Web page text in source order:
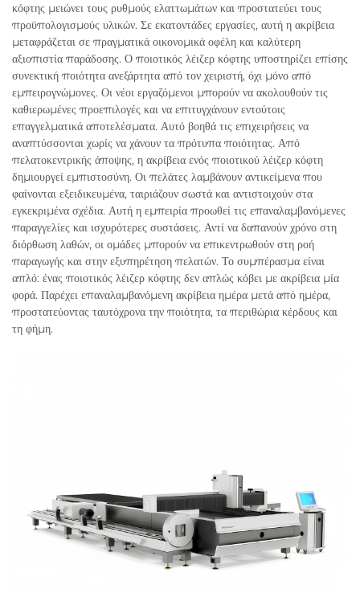
κόφτης μειώνει τους ρυθμούς ελαττωμάτων και προστατεύει τους
προϋπολογισμούς υλικών. Σε εκατοντάδες εργασίες, αυτή η ακρίβεια
μεταφράζεται σε πραγματικά οικονομικά οφέλη και καλύτερη
αξιοπιστία παράδοσης. Ο ποιοτικός λέιζερ κόφτης υποστηρίζει επίσης
συνεκτική ποιότητα ανεξάρτητα από τον χειριστή, όχι μόνο από
εμπειρογνώμονες. Οι νέοι εργαζόμενοι μπορούν να ακολουθούν τις
καθιερωμένες προεπιλογές και να επιτυγχάνουν εντούτοις
επαγγελματικά αποτελέσματα. Αυτό βοηθά τις επιχειρήσεις να
αναπτύσσονται χωρίς να χάνουν τα πρότυπα ποιότητας. Από
πελατοκεντρικής άποψης, η ακρίβεια ενός ποιοτικού λέιζερ κόφτη
δημιουργεί εμπιστοσύνη. Οι πελάτες λαμβάνουν αντικείμενα που
φαίνονται εξειδικευμένα, ταιριάζουν σωστά και αντιστοιχούν στα
εγκεκριμένα σχέδια. Αυτή η εμπειρία προωθεί τις επαναλαμβανόμενες
παραγγελίες και ισχυρότερες συστάσεις. Αντί να δαπανούν χρόνο στη
διόρθωση λαθών, οι ομάδες μπορούν να επικεντρωθούν στη ροή
παραγωγής και στην εξυπηρέτηση πελατών. Το συμπέρασμα είναι
απλό: ένας ποιοτικός λέιζερ κόφτης δεν απλώς κόβει με ακρίβεια μία
φορά. Παρέχει επαναλαμβανόμενη ακρίβεια ημέρα μετά από ημέρα,
προστατεύοντας ταυτόχρονα την ποιότητα, τα περιθώρια κέρδους και
τη φήμη.